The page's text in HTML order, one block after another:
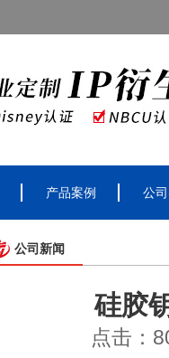
产品案例 公
公司新闻
硅胶
点击：